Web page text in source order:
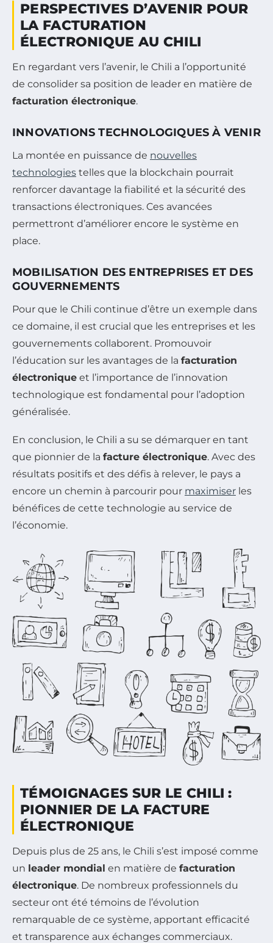
PERSPECTIVES D’AVENIR POUR
LA FACTURATION
ÉLECTRONIQUE AU CHILI
En regardant vers l’avenir, le Chili a l’opportunité
de consolider sa position de leader en matière de
facturation électronique.
INNOVATIONS TECHNOLOGIQUES À VENIR
La montée en puissance de nouvelles
technologies telles que la blockchain pourrait
renforcer davantage la fiabilité et la sécurité des
transactions électroniques. Ces avancées
permettront d’améliorer encore le système en
place.
MOBILISATION DES ENTREPRISES ET DES
GOUVERNEMENTS
Pour que le Chili continue d’être un exemple dans
ce domaine, il est crucial que les entreprises et les
gouvernements collaborent. Promouvoir
l’éducation sur les avantages de la facturation
électronique et l’importance de l’innovation
technologique est fondamental pour l’adoption
généralisée.
En conclusion, le Chili a su se démarquer en tant
que pionnier de la facture électronique. Avec des
résultats positifs et des défis à relever, le pays a
encore un chemin à parcourir pour maximiser les
bénéfices de cette technologie au service de
l’économie.
TÉMOIGNAGES SUR LE CHILI :
PIONNIER DE LA FACTURE
ÉLECTRONIQUE
Depuis plus de 25 ans, le Chili s’est imposé comme
un leader mondial en matière de facturation
électronique. De nombreux professionnels du
secteur ont été témoins de l’évolution
remarquable de ce système, apportant efficacité
et transparence aux échanges commerciaux.